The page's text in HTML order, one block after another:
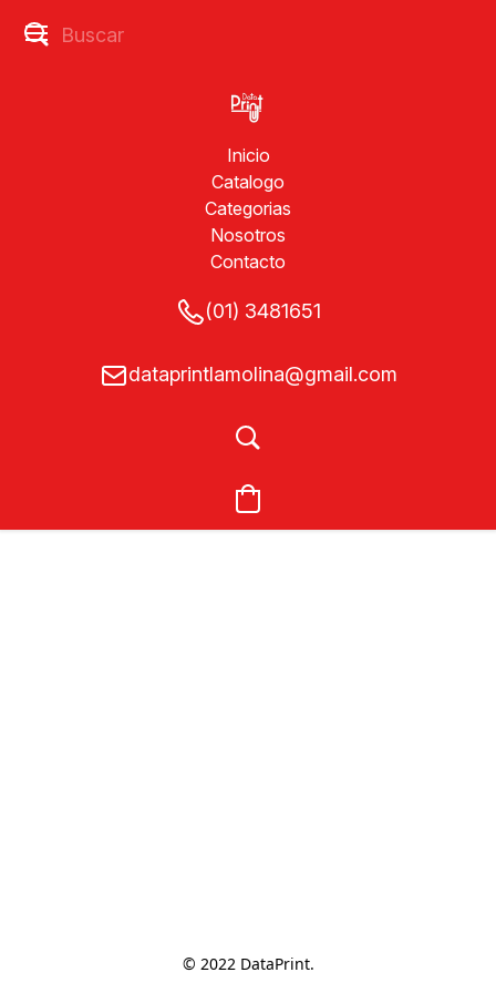
Inicio
Catalogo
Categorias
Nosotros
Contacto
(01) 3481651
dataprintlamolina@gmail.com
© 2022 DataPrint.